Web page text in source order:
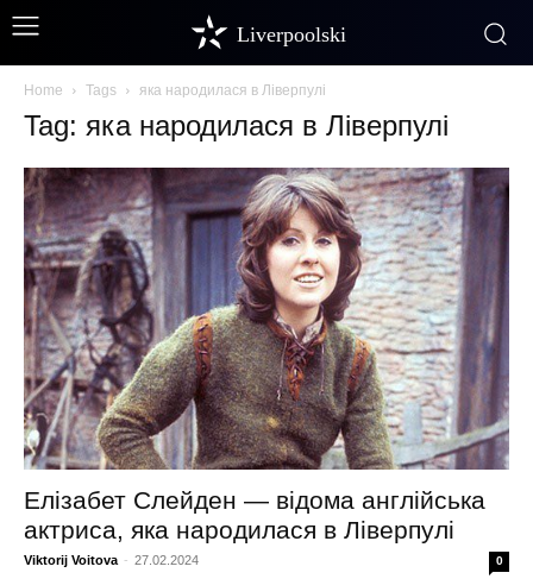
Liverpoolski
Home Tags яка народилася в Ліверпулі
Tag: яка народилася в Ліверпулі
Елізабет Слейден — відома англійська
актриса, яка народилася в Ліверпулі
Viktorij Voitova - 27.02.2024 0